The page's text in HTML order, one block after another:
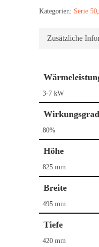
Kategorien: Serie 50
Zusätzliche
3-7 kW
Wirkungsgrad
80%
Höhe
825 mm
Breite
495 mm
Tiefe
420 mm